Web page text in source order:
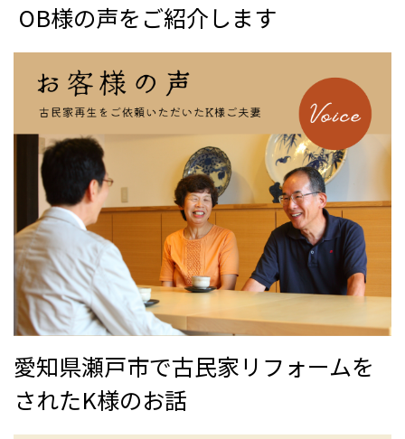
OB様の声をご紹介します
愛知県瀬戸市で古民家リフォームを
されたK様のお話